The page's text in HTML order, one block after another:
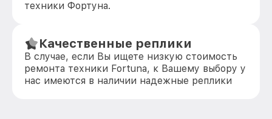
техники Фортуна.
Качественные реплики
В случае, если Вы ищете низкую стоимость
ремонта техники Fortuna, к Вашему выбору у
нас имеются в наличии надежные реплики